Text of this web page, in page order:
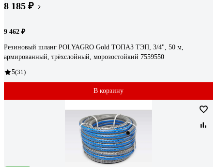
8 185 ₽
9 462 ₽
Резиновый шланг POLYAGRO Gold ТОПАЗ ТЭП, 3/4", 50 м,
армированный, трёхслойный, морозостойкий 7559550
5(31)
В корзину